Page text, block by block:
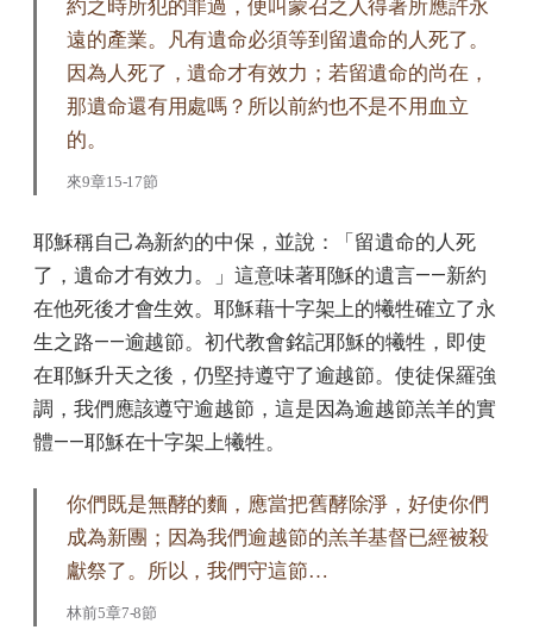
約之時所犯的罪過，便叫蒙召之人得著所應許永
遠的產業。凡有遺命必須等到留遺命的人死了。
因為人死了，遺命才有效力；若留遺命的尚在，
那遺命還有用處嗎？所以前約也不是不用血立
的。
來9章15-17節
耶穌稱自己為新約的中保，並說：「留遺命的人死
了，遺命才有效力。」這意味著耶穌的遺言——新約
在他死後才會生效。耶穌藉十字架上的犧牲確立了永
生之路——逾越節。初代教會銘記耶穌的犧牲，即使
在耶穌升天之後，仍堅持遵守了逾越節。使徒保羅強
調，我們應該遵守逾越節，這是因為逾越節羔羊的實
體——耶穌在十字架上犧牲。
你們既是無酵的麵，應當把舊酵除淨，好使你們
成為新團；因為我們逾越節的羔羊基督已經被殺
獻祭了。所以，我們守這節…
林前5章7-8節